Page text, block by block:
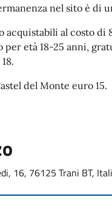
nel sito è di
acquistabili al costo di
per età 18-25 anni,
del Monte euro 15.
16, 76125 Trani BT,